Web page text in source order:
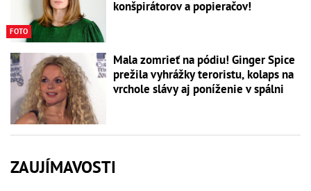
FOTO
konšpirátorov a popieračov!
Mala zomrieť na pódiu! Ginger Spice
prežila vyhrážky teroristu, kolaps na
vrchole slávy aj poníženie v spálni
ZAUJÍMAVOSTI